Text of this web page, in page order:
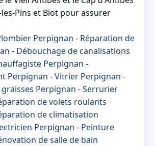
les-Pins et Biot pour assurer
Perpignan - Réparation de
- Débouchage de canalisations
Perpignan -
Perpignan -Vitrier Perpignan -
Perpignan -Serrurier
de volets roulants
de climatisation
Perpignan - Peinture
de salle de bain